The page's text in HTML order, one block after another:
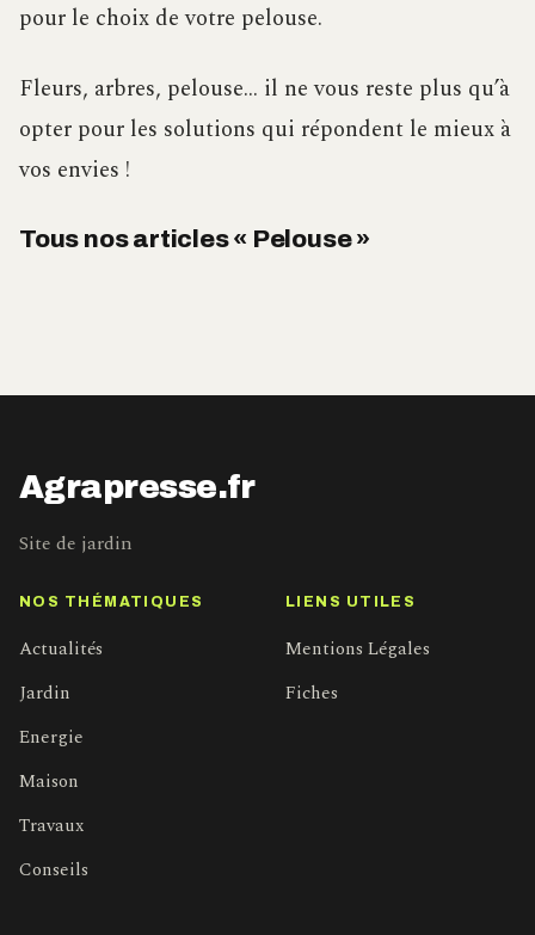
pour le choix de votre pelouse.
Fleurs, arbres, pelouse… il ne vous reste plus qu’à
opter pour les solutions qui répondent le mieux à
vos envies !
Tous nos articles « Pelouse »
Agrapresse.fr
Site de jardin
NOS THÉMATIQUES
Actualités
Jardin
Energie
Maison
Travaux
Conseils
LIENS UTILES
Mentions Légales
Fiches